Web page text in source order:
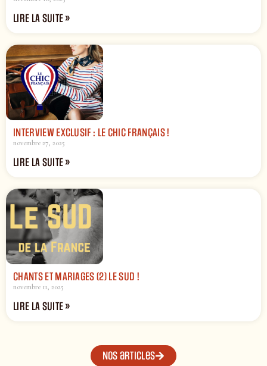
LIRE LA SUITE »
INTERVIEW EXCLUSIF : LE CHIC FRANÇAIS !
novembre 27, 2025
LIRE LA SUITE »
CHANTS ET MARIAGES (2) LE SUD !
novembre 11, 2025
LIRE LA SUITE »
Nos articles